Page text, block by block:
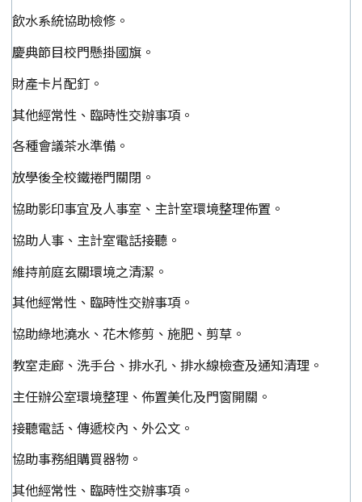
飲水系統協助檢修。
慶典節目校門懸掛國旗。
財產卡片配釘。
其他經常性、臨時性交辦事項。
各種會議茶水準備。
放學後全校鐵捲門關閉。
協助影印事宜及人事室、主計室環境整理佈置。
協助人事、主計室電話接聽。
維持前庭玄關環境之清潔。
其他經常性、臨時性交辦事項。
協助綠地澆水、花木修剪、施肥、剪草。
教室走廊、洗手台、排水孔、排水線檢查及通知清理。
主任辦公室環境整理、佈置美化及門窗開關。
接聽電話、傳遞校內、外公文。
協助事務組購買器物。
其他經常性、臨時性交辦事項。